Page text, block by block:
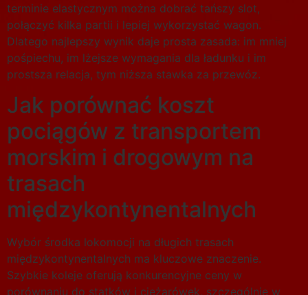
terminie elastycznym można dobrać tańszy slot,
połączyć kilka partii i lepiej wykorzystać wagon.
Dlatego najlepszy wynik daje prosta zasada: im mniej
pośpiechu, im lżejsze wymagania dla ładunku i im
prostsza relacja, tym niższa stawka za przewóz.
Jak porównać koszt
pociągów z transportem
morskim i drogowym na
trasach
międzykontynentalnych
Wybór środka lokomocji na długich trasach
międzykontynentalnych ma kluczowe znaczenie.
Szybkie koleje oferują konkurencyjne ceny w
porównaniu do statków i ciężarówek, szczególnie w